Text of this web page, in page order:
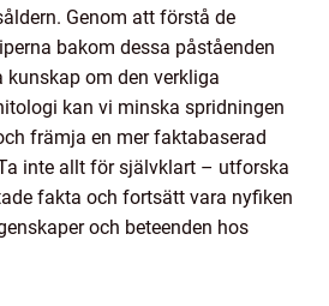
Genom att förstå de
bakom dessa påståenden
om den verkliga
kan vi minska spridningen
främja en mer faktabaserad
inte allt för självklart – utforska
fakta och fortsätt vara nyfiken
och beteenden hos